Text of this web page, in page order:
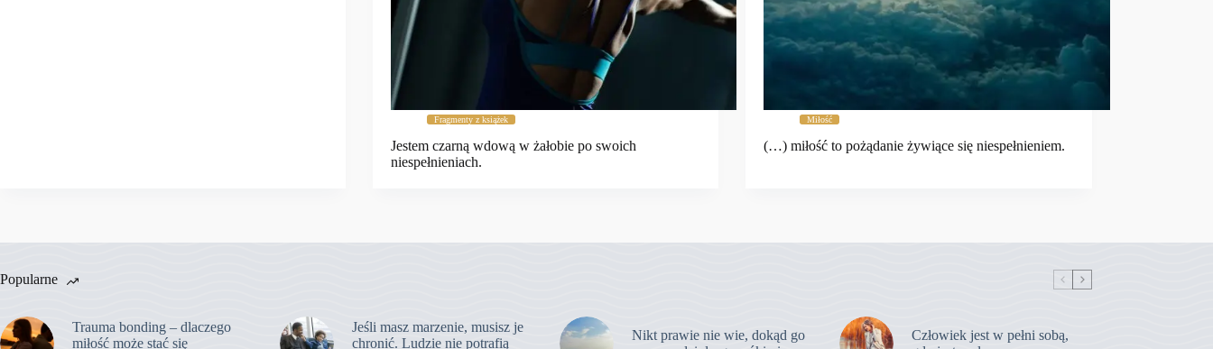
Fragmenty z książek
Jestem czarną wdową w żałobie po swoich
niespełnieniach.
Miłość
(…) miłość to pożądanie żywiące się niespełnieniem.
Popularne
Trauma bonding – dlaczego
miłość może stać się
Jeśli masz marzenie, musisz je
chronić. Ludzie nie potrafią
Nikt prawie nie wie, dokąd go
Człowiek jest w pełni sobą,